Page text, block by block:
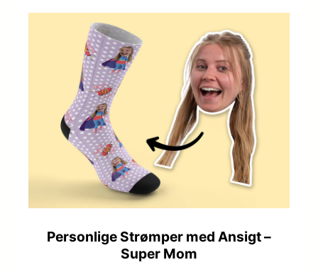
Personlige Strømper med Ansigt –
Super Mom